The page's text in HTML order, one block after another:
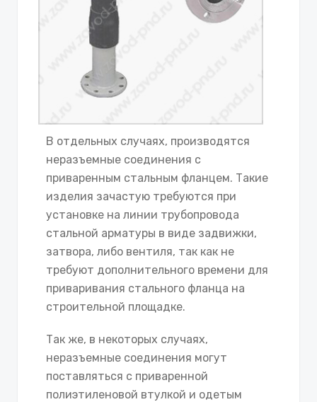
В отдельных случаях, производятся
неразъемные соединения с
приваренным стальным фланцем. Такие
изделия зачастую требуются при
установке на линии трубопровода
стальной арматуры в виде задвижки,
затвора, либо вентиля, так как не
требуют дополнительного времени для
приваривания стального фланца на
строительной площадке.
Так же, в некоторых случаях,
неразъемные соединения могут
поставляться с приваренной
полиэтиленовой втулкой и одетым